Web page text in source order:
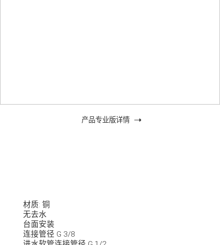
产品专业版详情
材质: 铜
无去水
台面安装
连接管径 G 3/8